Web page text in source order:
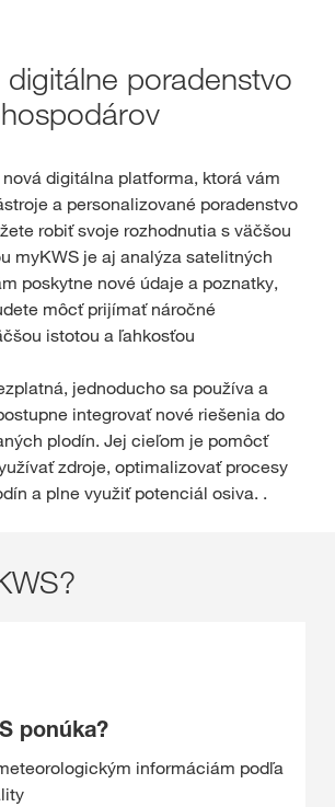
poradenstvo
digitálna platforma, ktorá vám
a personalizované poradenstvo
robiť svoje rozhodnutia s väčšou
myKWS je aj analýza satelitných
poskytne nové údaje a poznatky,
môcť prijímať náročné
istotou a ľahkosťou
jednoducho sa používa a
integrovať nové riešenia do
plodín. Jej cieľom je pomôcť
zdroje, optimalizovať procesy
a plne využiť potenciál osiva. .
ponúka?
informáciám podľa